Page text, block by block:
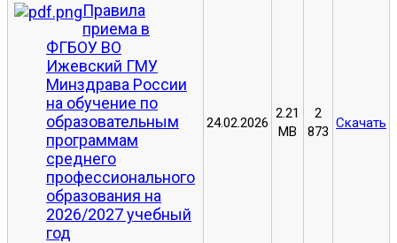
Правила
приема в
ФГБОУ ВО
Ижевский ГМУ
Минздрава России
на обучение по
образовательным
программам
среднего
профессионального
образования на
2026/2027 учебный
год
24.02.2026
2.21
MB
2
873
Скачать